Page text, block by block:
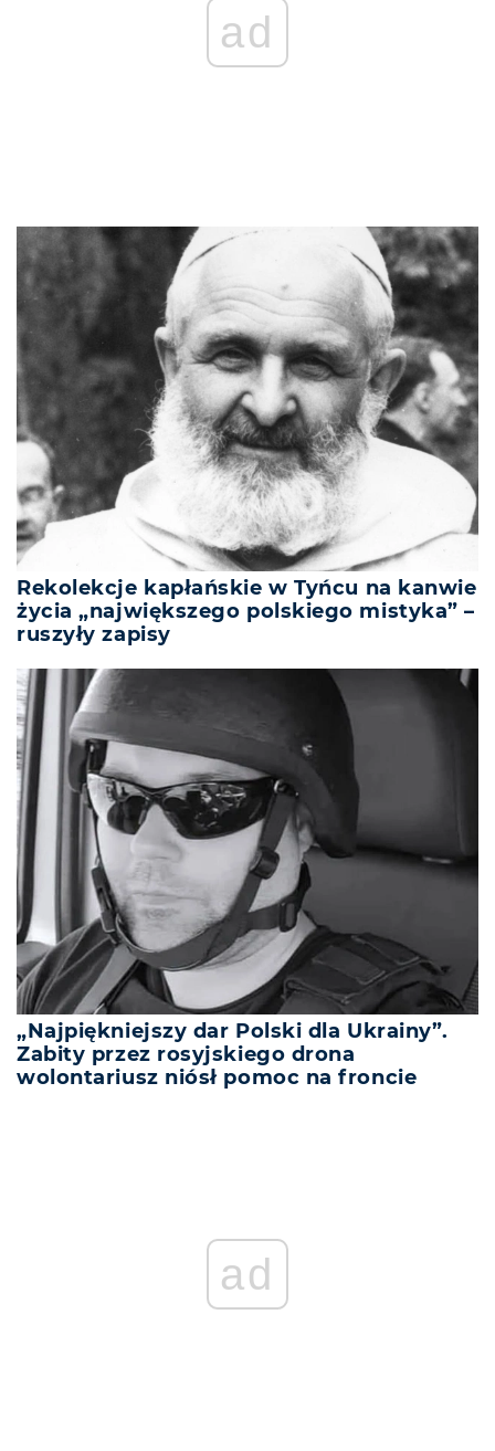
Rekolekcje kapłańskie w Tyńcu na kanwie
życia „największego polskiego mistyka” –
ruszyły zapisy
„Najpiękniejszy dar Polski dla Ukrainy”.
Zabity przez rosyjskiego drona
wolontariusz niósł pomoc na froncie
ad